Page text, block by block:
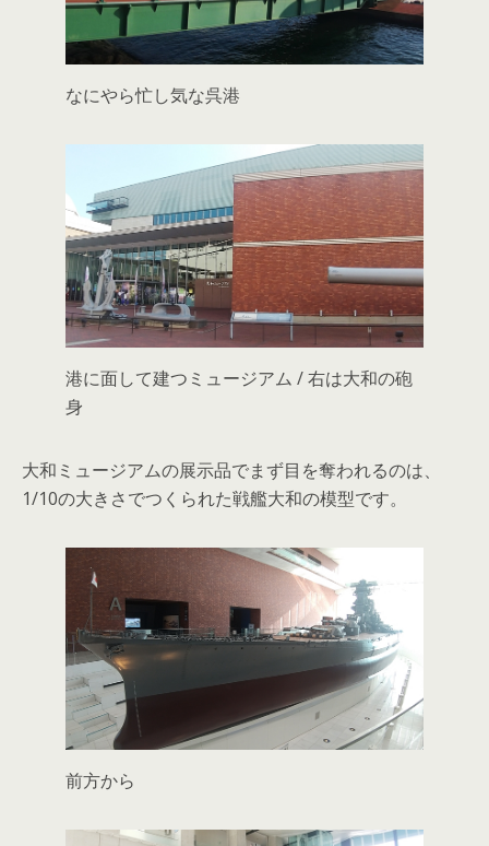
なにやら忙し気な呉港
港に面して建つミュージアム / 右は大和の砲
身
大和ミュージアムの展示品でまず目を奪われるのは、
1/10の大きさでつくられた戦艦大和の模型です。
前方から